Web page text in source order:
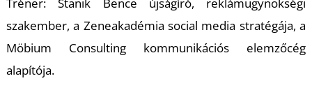
Tréner: Stanik Bence újságíró, reklámügynökségi
szakember, a Zeneakadémia social media stratégája, a
Möbium Consulting kommunikációs elemzőcég
alapítója.